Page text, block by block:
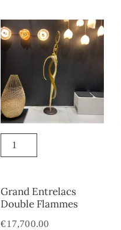
Grand Entrelacs
Double Flammes
€17,700.00